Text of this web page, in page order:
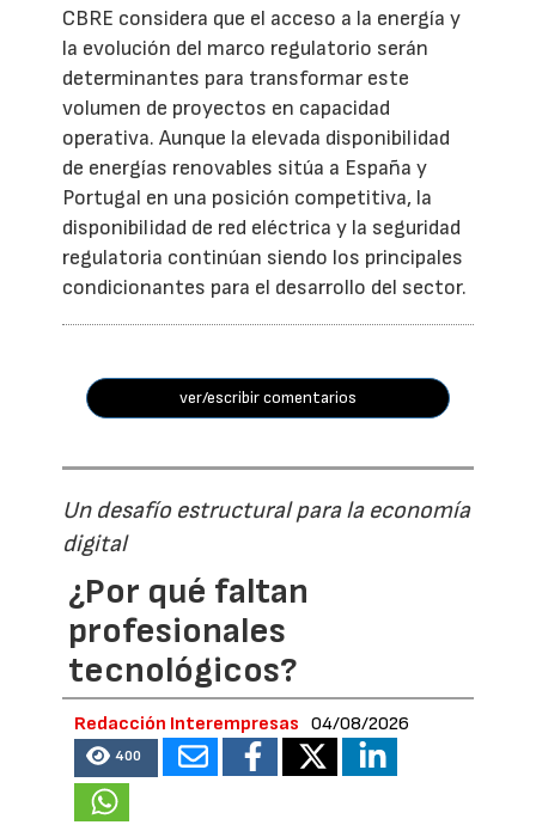
CBRE considera que el acceso a la energía y
la evolución del marco regulatorio serán
determinantes para transformar este
volumen de proyectos en capacidad
operativa. Aunque la elevada disponibilidad
de energías renovables sitúa a España y
Portugal en una posición competitiva, la
disponibilidad de red eléctrica y la seguridad
regulatoria continúan siendo los principales
condicionantes para el desarrollo del sector.
ver/escribir comentarios
Un desafío estructural para la economía
digital
¿Por qué faltan
profesionales
tecnológicos?
Redacción Interempresas 04/08/2026
400